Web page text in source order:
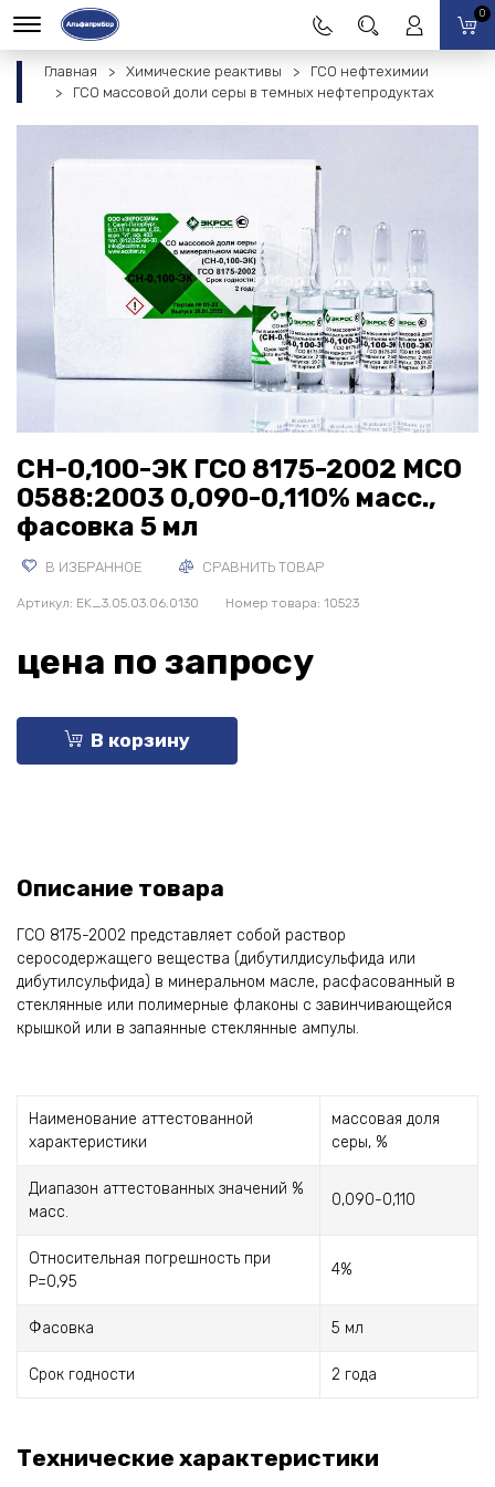
0
Главная Химические реактивы
ГСО нефтехимии
ГСО массовой доли серы в темных нефтепродуктах
СН-0,100-ЭК ГСО 8175-2002 МСО
0588:2003 0,090-0,110% масс.,
фасовка 5 мл
В ИЗБРАННОЕ СРАВНИТЬ ТОВАР
Артикул: EK_3.05.03.06.0130 Номер товара: 10523
цена по запросу
В корзину
Описание товара
ГСО 8175-2002 представляет собой раствор
серосодержащего вещества (дибутилдисульфида или
дибутилсульфида) в минеральном масле, расфасованный в
стеклянные или полимерные флаконы с завинчивающейся
крышкой или в запаянные стеклянные ампулы.
Наименование аттестованной
характеристики
массовая доля
серы, %
Диапазон аттестованных значений %
масс.
0,090-0,110
Относительная погрешность при
Р=0,95
4%
Фасовка 5 мл
Срок годности 2 года
Технические характеристики